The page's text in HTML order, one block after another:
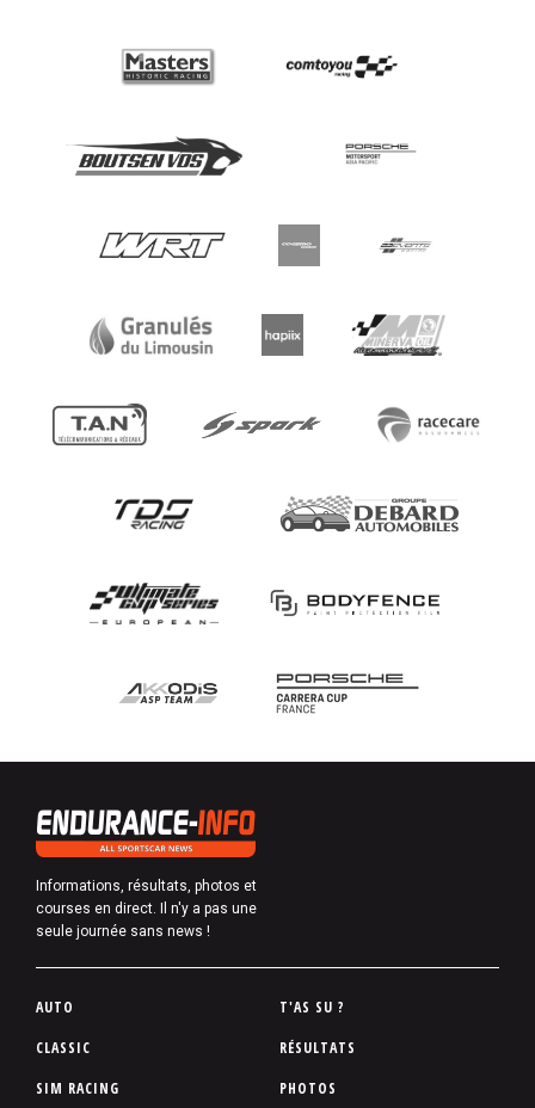
Informations, résultats, photos et
courses en direct. Il n'y a pas une
seule journée sans news !
P
d
AUTO
CLASSIC
SIM RACING
T'AS SU ?
RÉSULTATS
PHOTOS